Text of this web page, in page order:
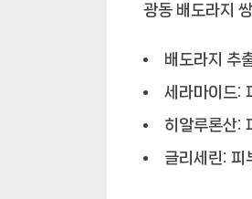
광동 배도라지
배도라지 추
세라마이드:
히알루론산:
글리세린: 피